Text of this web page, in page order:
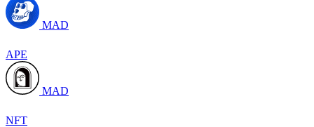
MAD
APE
MAD
NFT